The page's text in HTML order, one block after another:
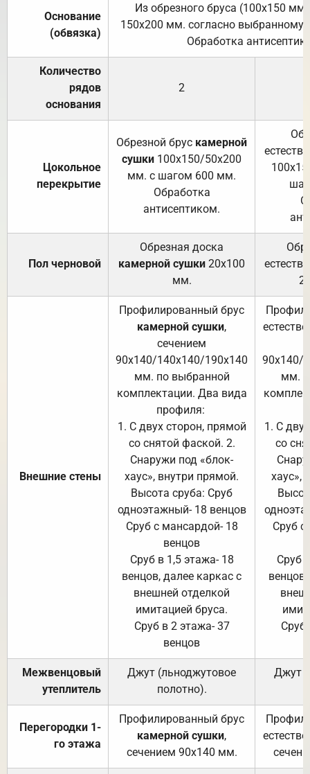
Основание
(обвязка)
Из обрезного бруса (100х150
150х200 мм. согласно выбранному
Обработка
Количество
рядов
основания
2
Цокольное
перекрытие
Обрезной брус камерной
сушки 100х150/50х200
мм. с шагом 600 мм.
Обработка
антисептиком.
Пол черновой
Обрезная доска
камерной сушки 20х100
мм.
Внешние стены
Профилированный брус
камерной сушки,
сечением
90х140/140х140/190х140
мм. по выбранной
комплектации. Два вида
профиля:
1. С двух сторон, прямой
со снятой фаской. 2.
Снаружи под «блок-
хаус», внутри прямой.
Высота сруба: Сруб
одноэтажный- 18 венцов
Сруб с мансардой- 18
венцов
Сруб в 1,5 этажа- 18
венцов, далее каркас с
внешней отделкой
имитацией бруса.
Сруб в 2 этажа- 37
венцов
90х140/
мм.
1. С
со
хаус»,
Сруб с
Сруб
Сруб
Межвенцовый
утеплитель
Джут (льноджутовое
полотно).
Джут
Перегородки 1-
го этажа
Профилированный брус
камерной сушки,
сечением 90х140 мм.